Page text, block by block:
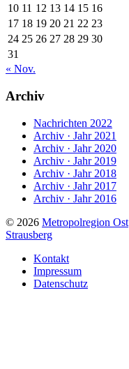
10 11 12 13 14 15 16
17 18 19 20 21 22 23
24 25 26 27 28 29 30
31
« Nov.
Archiv
Nachrichten 2022
Archiv · Jahr 2021
Archiv · Jahr 2020
Archiv · Jahr 2019
Archiv · Jahr 2018
Archiv · Jahr 2017
Archiv · Jahr 2016
© 2026 Metropolregion Ost
Strausberg
Kontakt
Impressum
Datenschutz